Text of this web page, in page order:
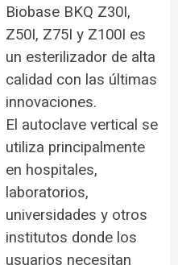
Biobase BKQ Z30I,
Z50I, Z75I y Z100I es
un esterilizador de alta
calidad con las últimas
innovaciones.
El autoclave vertical se
utiliza principalmente
en hospitales,
laboratorios,
universidades y otros
institutos donde los
usuarios necesitan